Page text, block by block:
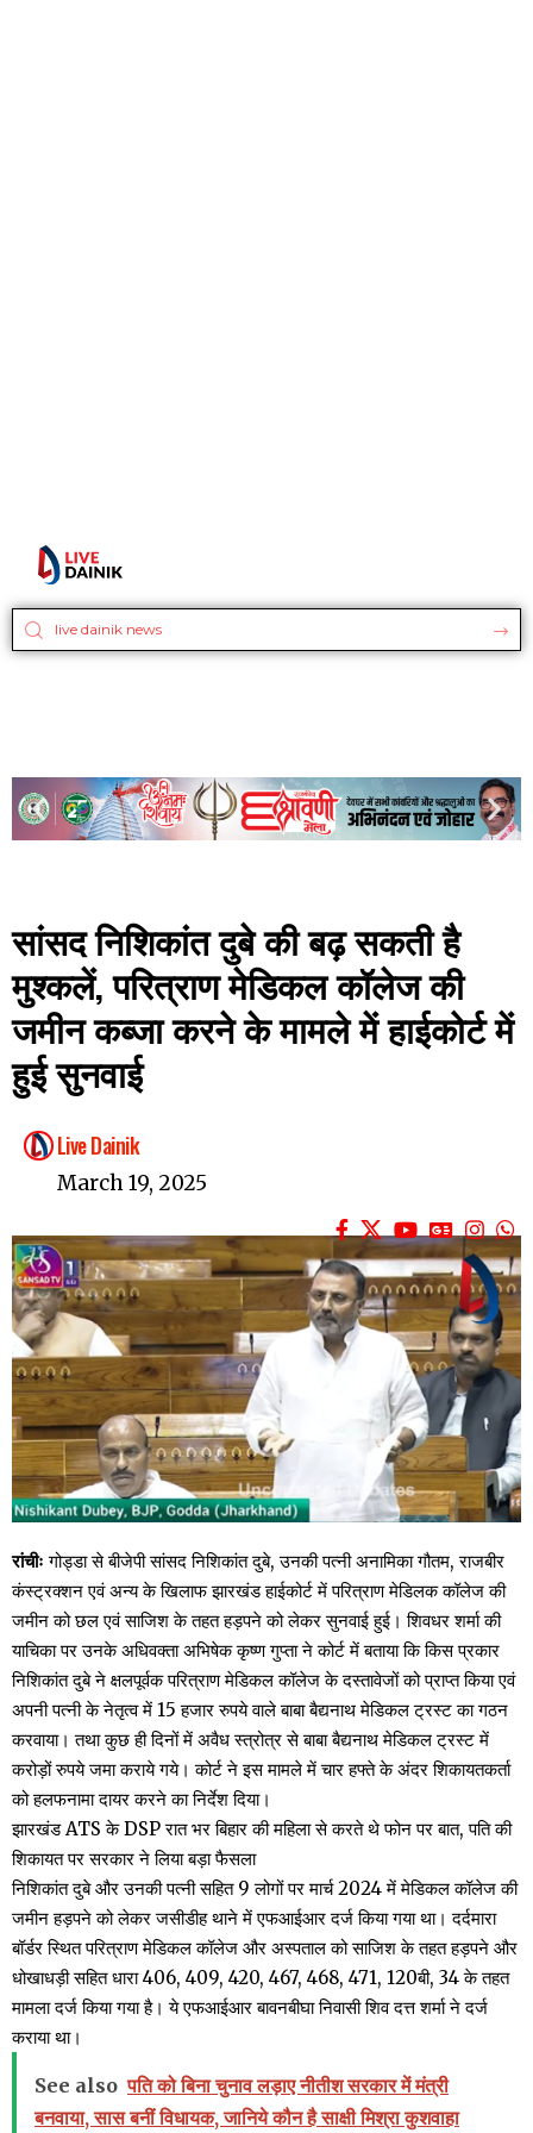
सांसद निशिकांत दुबे की बढ़ सकती है
मुश्कलें, परित्राण मेडिकल कॉलेज की
जमीन कब्जा करने के मामले में हाईकोर्ट में
हुई सुनवाई
Live Dainik
March 19, 2025
रांचीः गोड्डा से बीजेपी सांसद निशिकांत दुबे, उनकी पत्नी अनामिका गौतम, राजबीर
कंस्ट्रक्शन एवं अन्य के खिलाफ झारखंड हाईकोर्ट में परित्राण मेडिलक कॉलेज की
जमीन को छल एवं साजिश के तहत हड़पने को लेकर सुनवाई हुई। शिवधर शर्मा की
याचिका पर उनके अधिवक्ता अभिषेक कृष्ण गुप्ता ने कोर्ट में बताया कि किस प्रकार
निशिकांत दुबे ने क्षलपूर्वक परित्राण मेडिकल कॉलेज के दस्तावेजों को प्राप्त किया एवं
अपनी पत्नी के नेतृत्व में 15 हजार रुपये वाले बाबा बैद्यनाथ मेडिकल ट्रस्ट का गठन
करवाया। तथा कुछ ही दिनों में अवैध स्त्रोत्र से बाबा बैद्यनाथ मेडिकल ट्रस्ट में
करोड़ों रुपये जमा कराये गये। कोर्ट ने इस मामले में चार हफ्ते के अंदर शिकायतकर्ता
को हलफनामा दायर करने का निर्देश दिया।
झारखंड ATS के DSP रात भर बिहार की महिला से करते थे फोन पर बात, पति की
शिकायत पर सरकार ने लिया बड़ा फैसला
निशिकांत दुबे और उनकी पत्नी सहित 9 लोगों पर मार्च 2024 में मेडिकल कॉलेज की
जमीन हड़पने को लेकर जसीडीह थाने में एफआईआर दर्ज किया गया था। दर्दमारा
बॉर्डर स्थित परित्राण मेडिकल कॉलेज और अस्पताल को साजिश के तहत हड़पने और
धोखाधड़ी सहित धारा 406, 409, 420, 467, 468, 471, 120बी, 34 के तहत
मामला दर्ज किया गया है। ये एफआईआर बावनबीघा निवासी शिव दत्त शर्मा ने दर्ज
कराया था।
See also पति को बिना चुनाव लड़ाए नीतीश सरकार में मंत्री
बनवाया, सास बनीं विधायक, जानिये कौन है साक्षी मिश्रा कुशवाहा